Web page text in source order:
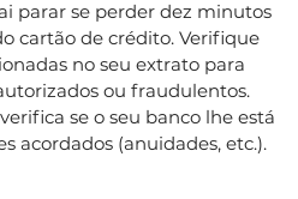
parar se perder dez minutos
cartão de crédito. Verifique
no seu extrato para
ou fraudulentos.
se o seu banco lhe está
acordados (anuidades, etc.).